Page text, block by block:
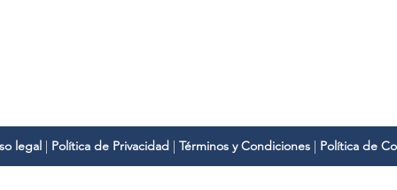
legal | Política de Privacidad | Términos y Condiciones | Política de